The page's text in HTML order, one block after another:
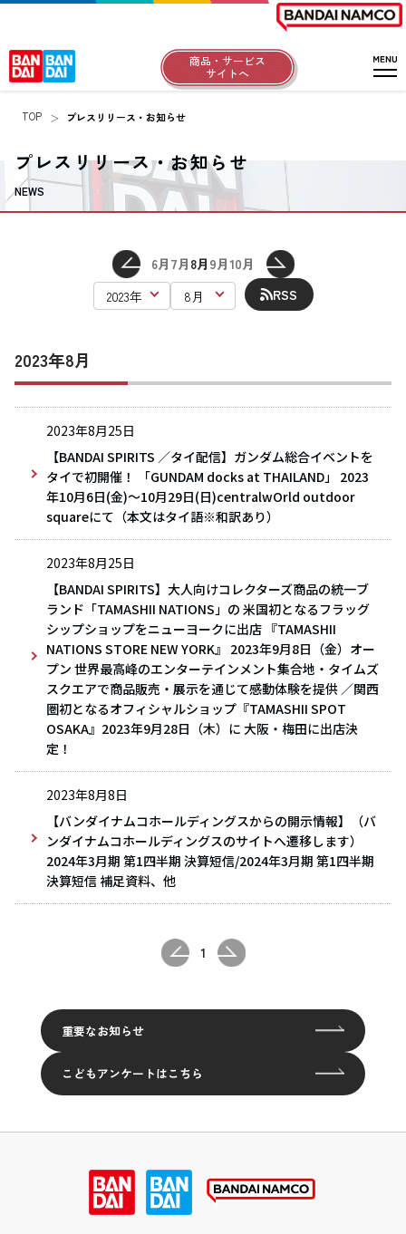
商品・サービス
サイトへ
TOP プレスリリース・お知らせ
プレスリリース・お知らせ
NEWS
6月 7月 8月 9月 10月
RSS
2023年8月
2023年8月25日
【BANDAI SPIRITS ／タイ配信】ガンダム総合イベントを
タイで初開催！ 「GUNDAM docks at THAILAND」 2023
年10月6日(金)～10月29日(日)centralwOrld outdoor
squareにて（本文はタイ語※和訳あり）
2023年8月25日
【BANDAI SPIRITS】大人向けコレクターズ商品の統一ブ
ランド「TAMASHII NATIONS」の 米国初となるフラッグ
シップショップをニューヨークに出店 『TAMASHII
NATIONS STORE NEW YORK』 2023年9月8日（金）オー
プン 世界最高峰のエンターテインメント集合地・タイムズ
スクエアで商品販売・展示を通じて感動体験を提供 ／関西
圏初となるオフィシャルショップ『TAMASHII SPOT
OSAKA』2023年9月28日（木）に 大阪・梅田に出店決
定！
2023年8月8日
【バンダイナムコホールディングスからの開示情報】（バ
ンダイナムコホールディングスのサイトへ遷移します）
2024年3月期 第1四半期 決算短信/2024年3月期 第1四半期
決算短信 補足資料、他
1
重要なお知らせ
こどもアンケートはこちら